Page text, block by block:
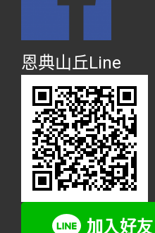
恩典山丘Line